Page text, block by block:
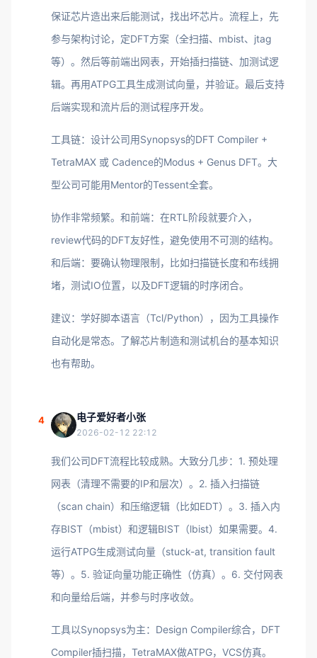
保证芯片造出来后能测试，找出坏芯片。流程上，先
参与架构讨论，定DFT方案（全扫描、mbist、jtag
等）。然后等前端出网表，开始插扫描链、加测试逻
辑。再用ATPG工具生成测试向量，并验证。最后支持
后端实现和流片后的测试程序开发。
工具链：设计公司用Synopsys的DFT Compiler +
TetraMAX 或 Cadence的Modus + Genus DFT。大
型公司可能用Mentor的Tessent全套。
协作非常频繁。和前端：在RTL阶段就要介入，
review代码的DFT友好性，避免使用不可测的结构。
和后端：要确认物理限制，比如扫描链长度和布线拥
堵，测试IO位置，以及DFT逻辑的时序闭合。
建议：学好脚本语言（Tcl/Python），因为工具操作
自动化是常态。了解芯片制造和测试机台的基本知识
也有帮助。
4 电子爱好者小张
2026-02-12 22:12
我们公司DFT流程比较成熟。大致分几步：1. 预处理
网表（清理不需要的IP和层次）。2. 插入扫描链
（scan chain）和压缩逻辑（比如EDT）。3. 插入内
存BIST（mbist）和逻辑BIST（lbist）如果需要。4.
运行ATPG生成测试向量（stuck-at, transition fault
等）。5. 验证向量功能正确性（仿真）。6. 交付网表
和向量给后端，并参与时序收敛。
工具以Synopsys为主：Design Compiler综合，DFT
Compiler插扫描，TetraMAX做ATPG，VCS仿真。